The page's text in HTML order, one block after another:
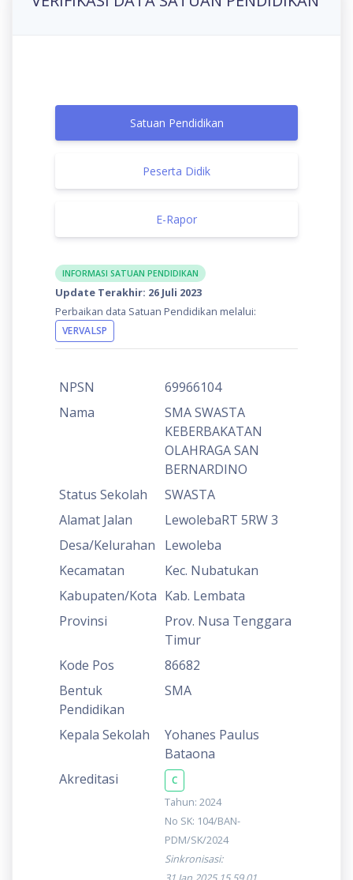
Satuan Pendidikan
Peserta Didik
E-Rapor
INFORMASI SATUAN PENDIDIKAN
Update Terakhir: 26 Juli 2023
Perbaikan data Satuan Pendidikan melalui:
VERVALSP
NPSN
69966104
Nama
SMA SWASTA
KEBERBAKATAN
OLAHRAGA SAN
BERNARDINO
Status Sekolah
SWASTA
Alamat Jalan
LewolebaRT 5RW 3
Desa/Kelurahan
Lewoleba
Kecamatan
Kec. Nubatukan
Kabupaten/Kota Kab. Lembata
Provinsi
Prov. Nusa Tenggara
Timur
Kode Pos
86682
Bentuk
Pendidikan
SMA
Kepala Sekolah
Yohanes Paulus
Bataona
Akreditasi
C
Tahun: 2024
No SK: 104/BAN-
PDM/SK/2024
Sinkronisasi: